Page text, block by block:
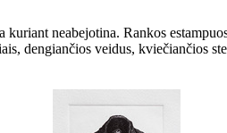
neabejotina. Rankos
dengiančios veidus, kviečiančios